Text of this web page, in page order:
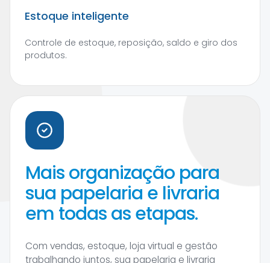
Estoque inteligente
Controle de estoque, reposição, saldo e giro dos
produtos.
Mais organização para
sua papelaria e livraria
em todas as etapas.
Com vendas, estoque, loja virtual e gestão
trabalhando juntos, sua papelaria e livraria